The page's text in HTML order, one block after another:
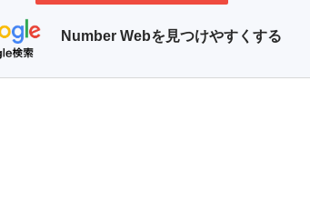
Number Webを見つけやすくする